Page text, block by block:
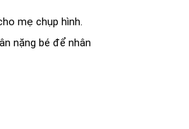
mẹ chụp hình.
nặng bé để nhân